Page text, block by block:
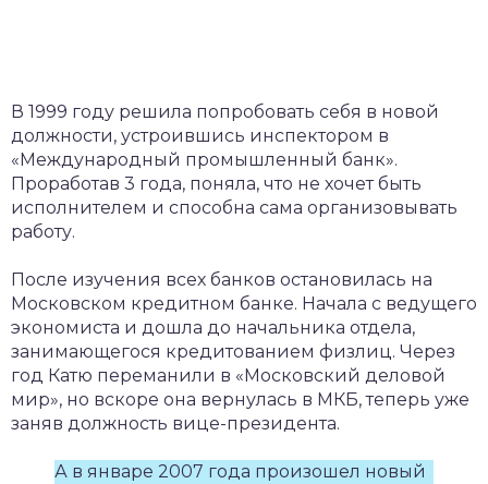
В 1999 году решила попробовать себя в новой
должности, устроившись инспектором в
«Международный промышленный банк».
Проработав 3 года, поняла, что не хочет быть
исполнителем и способна сама организовывать
работу.
После изучения всех банков остановилась на
Московском кредитном банке. Начала с ведущего
экономиста и дошла до начальника отдела,
занимающегося кредитованием физлиц. Через
год Катю переманили в «Московский деловой
мир», но вскоре она вернулась в МКБ, теперь уже
заняв должность вице-президента.
А в январе 2007 года произошел новый